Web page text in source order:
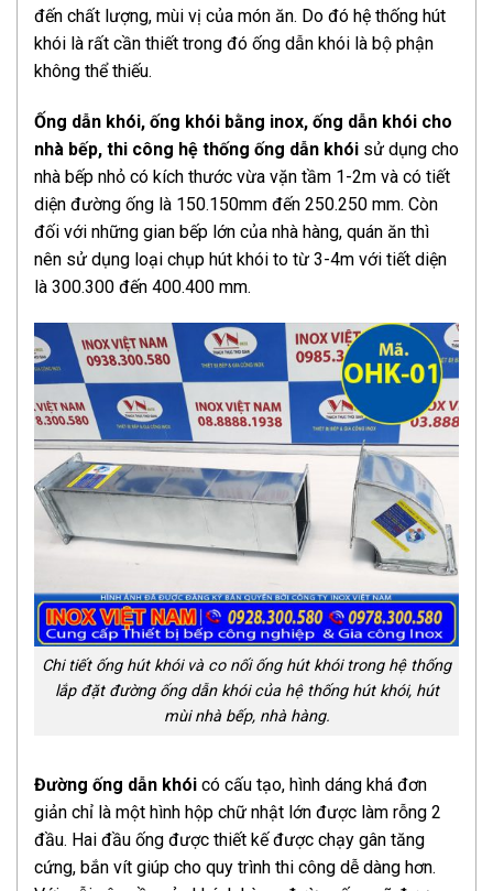
đến chất lượng, mùi vị của món ăn. Do đó hệ thống hút
khói là rất cần thiết trong đó ống dẫn khói là bộ phận
không thể thiếu.
Ống dẫn khói, ống khói bằng inox, ống dẫn khói cho
nhà bếp, thi công hệ thống ống dẫn khói sử dụng cho
nhà bếp nhỏ có kích thước vừa vặn tầm 1-2m và có tiết
diện đường ống là 150.150mm đến 250.250 mm. Còn
đối với những gian bếp lớn của nhà hàng, quán ăn thì
nên sử dụng loại chụp hút khói to từ 3-4m với tiết diện
là 300.300 đến 400.400 mm.
Chi tiết ống hút khói và co nối ống hút khói trong hệ thống
lắp đặt đường ống dẫn khói của hệ thống hút khói, hút
mùi nhà bếp, nhà hàng.
Đường ống dẫn khói có cấu tạo, hình dáng khá đơn
giản chỉ là một hình hộp chữ nhật lớn được làm rỗng 2
đầu. Hai đầu ống được thiết kế được chạy gân tăng
cứng, bắn vít giúp cho quy trình thi công dễ dàng hơn.